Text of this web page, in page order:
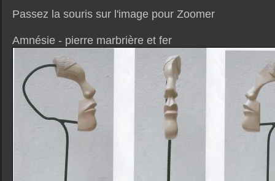
Passez la souris sur l'image pour Zoomer
Amnésie - pierre marbrière et fer